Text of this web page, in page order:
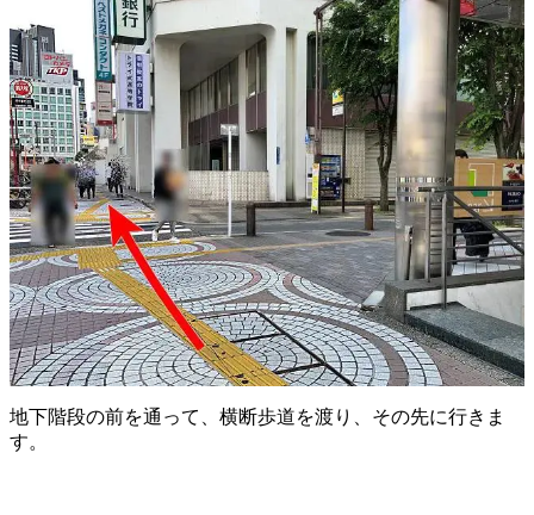
地下階段の前を通って、横断歩道を渡り、その先に行きま
す。